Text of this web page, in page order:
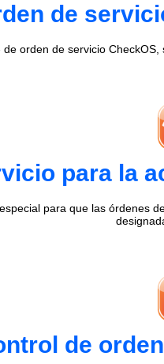
de
orden de servicio
para la
para que las
de